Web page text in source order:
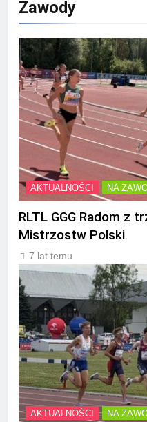
Zawody
AKTUALNOŚCI NA
RLTL GGG Radom z
Mistrzostw Polski
7 lat temu
AKTUALNOŚCI NA